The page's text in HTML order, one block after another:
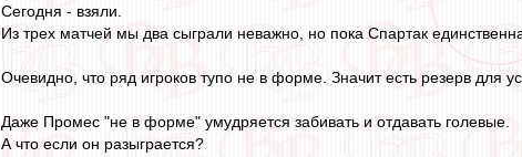
Сегодня - взяли.
Из трех матчей мы два сыграли неважно, но пока Спартак
Очевидно, что ряд игроков тупо не в форме. Значит есть резерв для
Даже Промес "не в форме" умудряется забивать и отдавать голевые.
А что если он разыграется?